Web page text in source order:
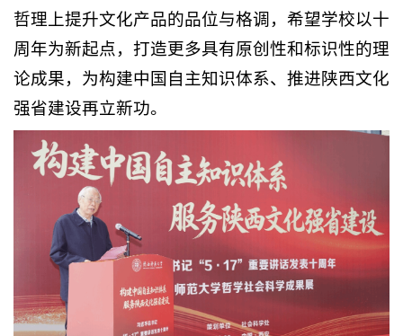
哲理上提升文化产品的品位与格调，希望学校以十
周年为新起点，打造更多具有原创性和标识性的理
论成果，为构建中国自主知识体系、推进陕西文化
强省建设再立新功。